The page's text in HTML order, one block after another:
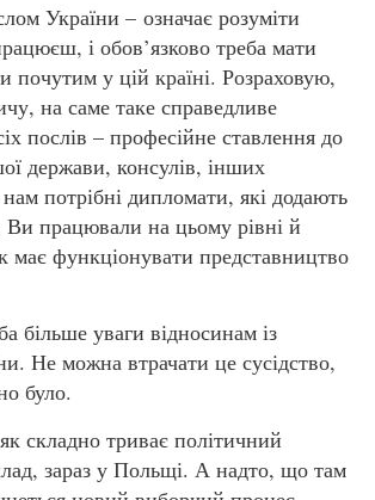
України – означає розуміти
і обов’язково треба мати
почутим у цій країні. Розраховую,
на саме таке справедливе
послів – професійне ставлення до
держави, консулів, інших
потрібні дипломати, які додають
Ви працювали на цьому рівні й
має функціонувати представництво
більше уваги відносинам із
Не можна втрачати це сусідство,
було.
складно триває політичний
зараз у Польщі. А надто, що там